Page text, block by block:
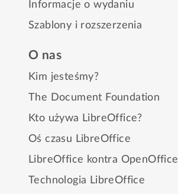
Informacje o wydaniu
Szablony i rozszerzenia
O nas
Kim jesteśmy?
The Document Foundation
Kto używa LibreOffice?
Oś czasu LibreOffice
LibreOffice kontra OpenOffice
Technologia LibreOffice